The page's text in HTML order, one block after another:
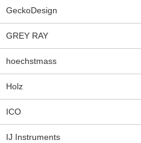
GeckoDesign
GREY RAY
hoechstmass
Holz
ICO
IJ Instruments